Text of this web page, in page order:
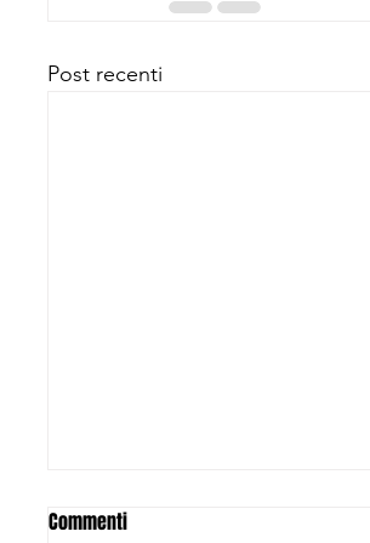
Post recenti
Commenti